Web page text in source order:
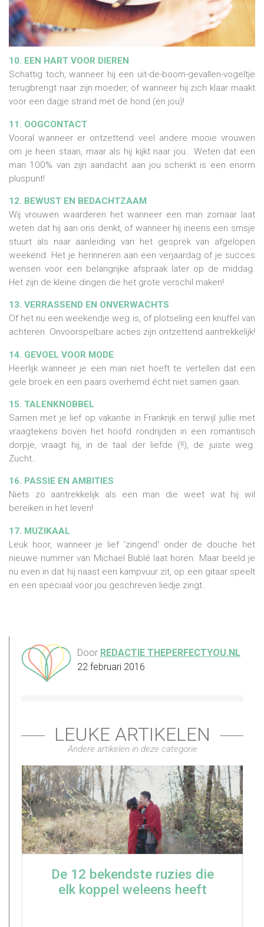
10. EEN HART VOOR DIEREN
Schattig toch, wanneer hij een uit-de-boom-gevallen-vogeltje
terugbrengt naar zijn moeder, of wanneer hij zich klaar maakt
voor een dagje strand met de hond (en jou)!
11. OOGCONTACT
Vooral wanneer er ontzettend veel andere mooie vrouwen
om je heen staan, maar als hij kijkt naar jou.. Weten dat een
man 100% van zijn aandacht aan jou schenkt is een enorm
pluspunt!
12. BEWUST EN BEDACHTZAAM
Wij vrouwen waarderen het wanneer een man zomaar laat
weten dat hij aan ons denkt, of wanneer hij ineens een smsje
stuurt als naar aanleiding van het gesprek van afgelopen
weekend. Het je herinneren aan een verjaardag of je succes
wensen voor een belangrijke afspraak later op de middag.
Het zijn de kleine dingen die het grote verschil maken!
13. VERRASSEND EN ONVERWACHTS
Of het nu een weekendje weg is, of plotseling een knuffel van
achteren. Onvoorspelbare acties zijn ontzettend aantrekkelijk!
14. GEVOEL VOOR MODE
Heerlijk wanneer je een man niet hoeft te vertellen dat een
gele broek en een paars overhemd écht niet samen gaan.
15. TALENKNOBBEL
Samen met je lief op vakantie in Frankrijk en terwijl jullie met
vraagtekens boven het hoofd rondrijden in een romantisch
dorpje, vraagt hij, in de taal der liefde (!!), de juiste weg.
Zucht..
16. PASSIE EN AMBITIES
Niets zo aantrekkelijk als een man die weet wat hij wil
bereiken in het leven!
17. MUZIKAAL
Leuk hoor, wanneer je lief 'zingend' onder de douche het
nieuwe nummer van Michael Bublé laat horen. Maar beeld je
nu even in dat hij naast een kampvuur zit, op een gitaar speelt
en een speciaal voor jou geschreven liedje zingt..
Door REDACTIE THEPERFECTYOU.NL
22 februari 2016
LEUKE ARTIKELEN
Andere artikelen in deze categorie
De 12 bekendste ruzies die
elk koppel weleens heeft